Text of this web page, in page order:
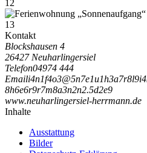
12
13
Kontakt
Blockshausen 4
26427 Neuharlingersiel
Telefon04974 444
Emaili4n1f4o3@5n7e1u1h3a7r8l9i4
8h6e6r9r7m8a3n2n2.5d2e9
www.neuharlingersiel-herrmann.de
Inhalte
Ausstattung
Bilder